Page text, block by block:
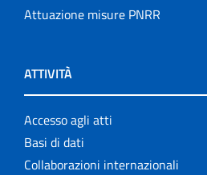
Attuazione misure PNRR
ATTIVITÀ
Accesso agli atti
Basi di dati
Collaborazioni internazionali